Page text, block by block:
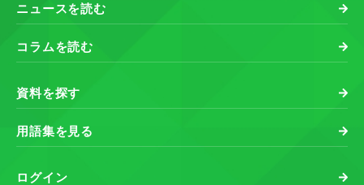
ニュースを読む
コラムを読む
資料を探す
用語集を見る
ログイン